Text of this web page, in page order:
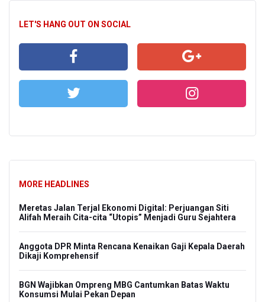
LET'S HANG OUT ON SOCIAL
MORE HEADLINES
Meretas Jalan Terjal Ekonomi Digital: Perjuangan Siti
Alifah Meraih Cita-cita “Utopis” Menjadi Guru Sejahtera
Anggota DPR Minta Rencana Kenaikan Gaji Kepala Daerah
Dikaji Komprehensif
BGN Wajibkan Ompreng MBG Cantumkan Batas Waktu
Konsumsi Mulai Pekan Depan